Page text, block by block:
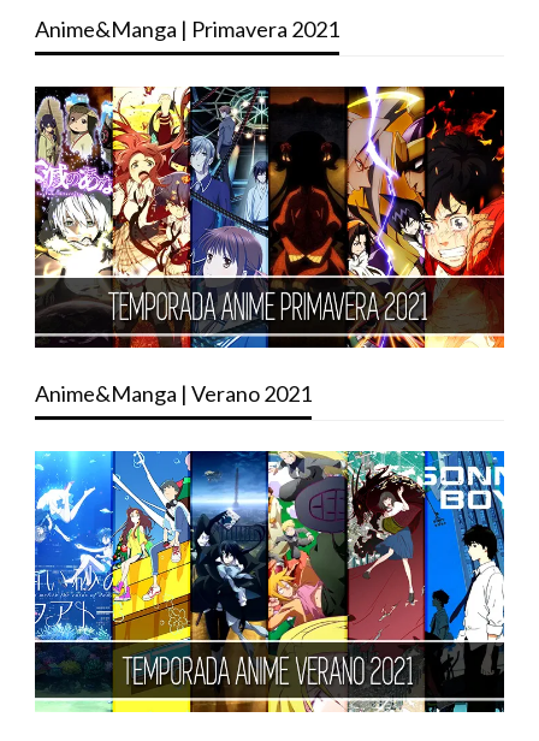
Anime&Manga | Primavera 2021
Anime&Manga | Verano 2021